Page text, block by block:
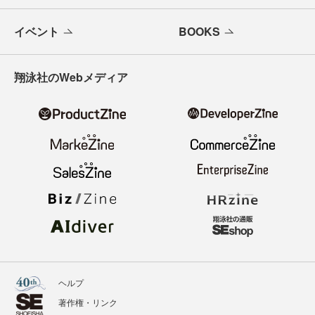
イベント BOOKS
翔泳社のWebメディア
ヘルプ
著作権・リンク